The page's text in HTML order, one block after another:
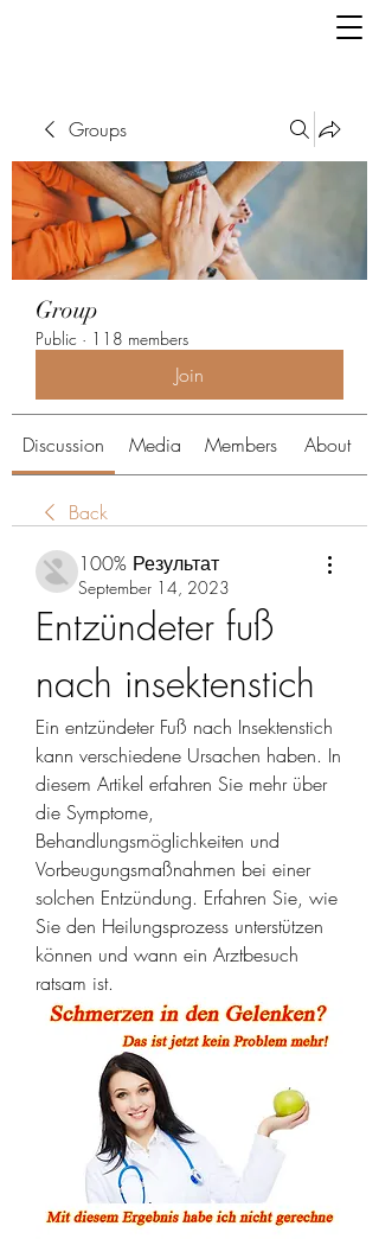
Groups
Group
Public · 118 members
Join
Discussion Media Members About
Back
100% Результат
September 14, 2023
Entzündeter fuß
nach insektenstich
Ein entzündeter Fuß nach Insektenstich
kann verschiedene Ursachen haben. In
diesem Artikel erfahren Sie mehr über
die Symptome,
Behandlungsmöglichkeiten und
Vorbeugungsmaßnahmen bei einer
solchen Entzündung. Erfahren Sie, wie
Sie den Heilungsprozess unterstützen
können und wann ein Arztbesuch
ratsam ist.